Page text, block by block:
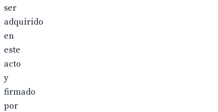
ser
adquirido
en
este
acto
y
firmado
por